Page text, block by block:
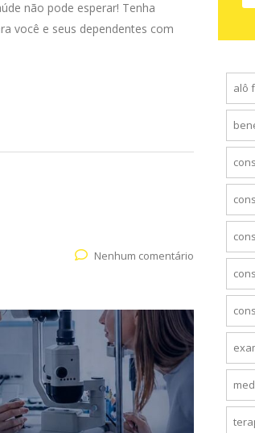
não pode esperar! Tenha
você e seus dependentes com
Nenhum comentário
alô